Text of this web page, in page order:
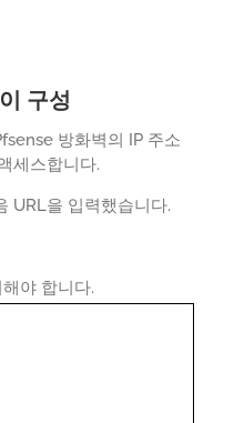
구성
방화벽의 IP 주소
세스합니다.
URL을 입력했습니다.
야 합니다.